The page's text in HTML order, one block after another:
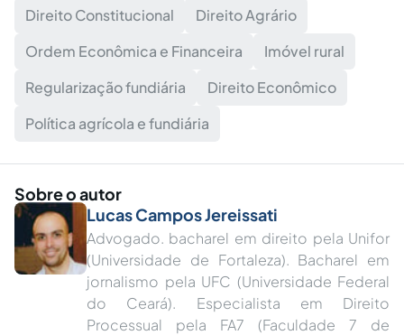
Direito Constitucional
Direito Agrário
Ordem Econômica e Financeira
Imóvel rural
Regularização fundiária
Direito Econômico
Política agrícola e fundiária
Sobre o autor
Lucas Campos Jereissati
Advogado. bacharel em direito pela Unifor
(Universidade de Fortaleza). Bacharel em
jornalismo pela UFC (Universidade Federal
do Ceará). Especialista em Direito
Processual pela FA7 (Faculdade 7 de